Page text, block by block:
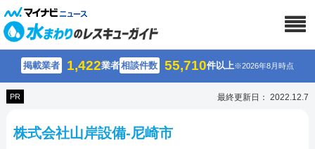
掲載業者 1,422業者相談件数 55,710件以上※2026年8月時点
PR 最終更新日： 2022.12.7
株式会社山岸設備-尼崎市